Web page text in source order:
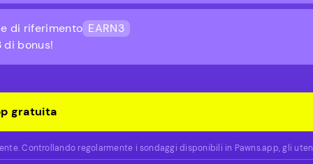
di riferimento EARN3
di bonus!
gratuita
Controllando regolarmente i sondaggi disponibili in Pawns.app, gli